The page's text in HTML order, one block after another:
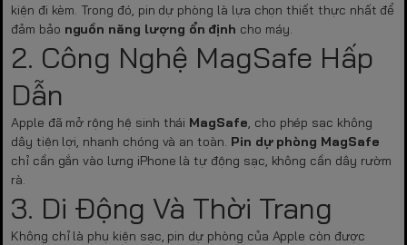
kiện đi kèm. Trong đó, pin dự phòng là lựa chọn thiết thực nhất để
đảm bảo nguồn năng lượng ổn định cho máy.
2. Công Nghệ MagSafe Hấp
Dẫn
Apple đã mở rộng hệ sinh thái MagSafe, cho phép sạc không
dây tiện lợi, nhanh chóng và an toàn. Pin dự phòng MagSafe
chỉ cần gắn vào lưng iPhone là tự động sạc, không cần dây rườm
rà.
3. Di Động Và Thời Trang
Không chỉ là phụ kiện sạc, pin dự phòng của Apple còn được